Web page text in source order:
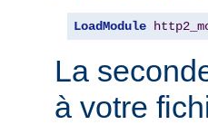
LoadModule
La
à votre